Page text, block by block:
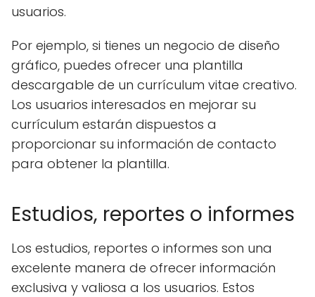
usuarios.
Por ejemplo, si tienes un negocio de diseño
gráfico, puedes ofrecer una plantilla
descargable de un currículum vitae creativo.
Los usuarios interesados ​​en mejorar su
currículum estarán dispuestos a
proporcionar su información de contacto
para obtener la plantilla.
Estudios, reportes o informes
Los estudios, reportes o informes son una
excelente manera de ofrecer información
exclusiva y valiosa a los usuarios. Estos